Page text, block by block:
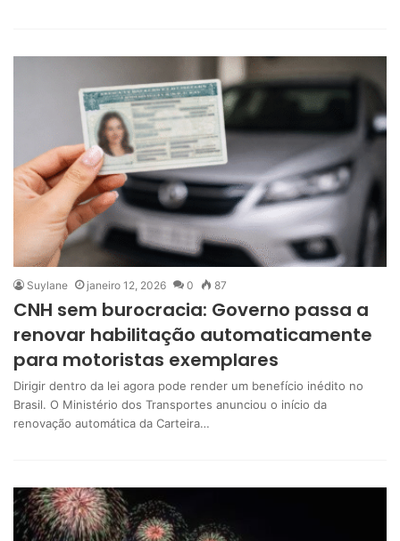
Suylane janeiro 12, 2026 0 87
CNH sem burocracia: Governo passa a
renovar habilitação automaticamente
para motoristas exemplares
Dirigir dentro da lei agora pode render um benefício inédito no
Brasil. O Ministério dos Transportes anunciou o início da
renovação automática da Carteira…